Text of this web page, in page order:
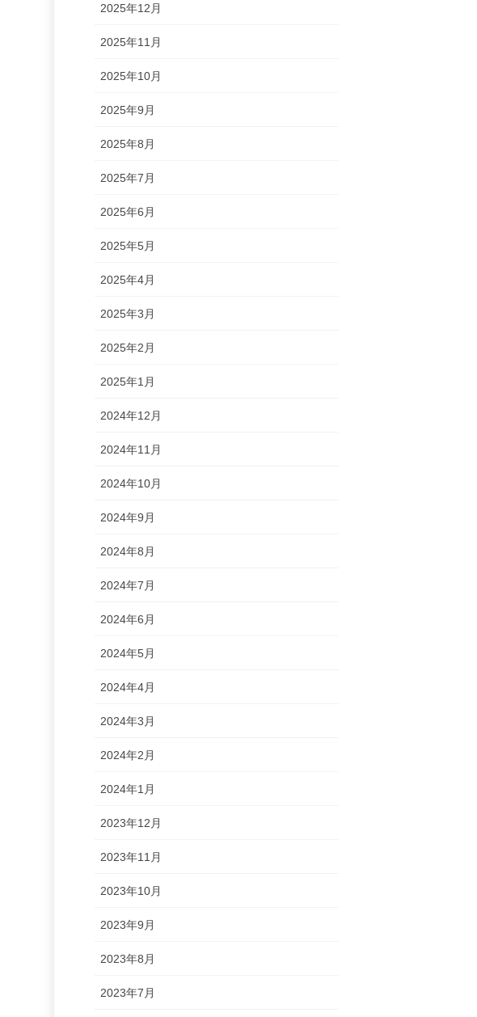
2025年12月
2025年11月
2025年10月
2025年9月
2025年8月
2025年7月
2025年6月
2025年5月
2025年4月
2025年3月
2025年2月
2025年1月
2024年12月
2024年11月
2024年10月
2024年9月
2024年8月
2024年7月
2024年6月
2024年5月
2024年4月
2024年3月
2024年2月
2024年1月
2023年12月
2023年11月
2023年10月
2023年9月
2023年8月
2023年7月